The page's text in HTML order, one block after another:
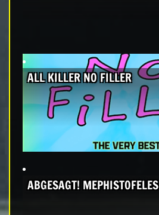
ALL KILLER NO FILLER
ABGESAGT! MEPHISTOFELES